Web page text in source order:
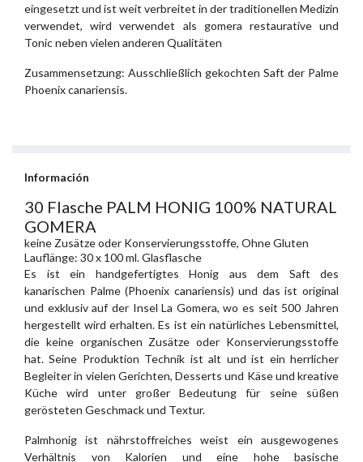
eingesetzt und ist weit verbreitet in der traditionellen Medizin
verwendet, wird verwendet als gomera restaurative und
Tonic neben vielen anderen Qualitäten
Zusammensetzung: Ausschließlich gekochten Saft der Palme
Phoenix canariensis.
Información
30 Flasche PALM HONIG 100% NATURAL
GOMERA
keine Zusätze oder Konservierungsstoffe, Ohne Gluten
Lauflänge: 30 x 100 ml. Glasflasche
Es ist ein handgefertigtes Honig aus dem Saft des
kanarischen Palme (Phoenix canariensis) und das ist original
und exklusiv auf der Insel La Gomera, wo es seit 500 Jahren
hergestellt wird erhalten. Es ist ein natürliches Lebensmittel,
die keine organischen Zusätze oder Konservierungsstoffe
hat. Seine Produktion Technik ist alt und ist ein herrlicher
Begleiter in vielen Gerichten, Desserts und Käse und kreative
Küche wird unter großer Bedeutung für seine süßen
gerösteten Geschmack und Textur.
Palmhonig ist nährstoffreiches weist ein ausgewogenes
Verhältnis von Kalorien und eine hohe basische